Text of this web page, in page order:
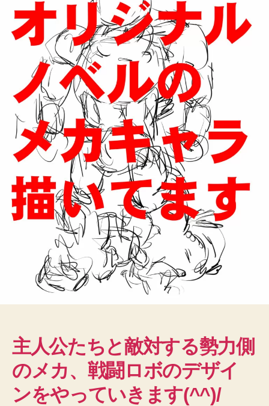
ル
メ
カ
キ
ャ
ラ
デ
ザ
イ
ン！
敵
の
ボ
キ
ャ
ラ、
そ
の
①
主人公たちと敵対する勢力側
のメカ、戦闘ロボのデザイ
ンをやっていきます(^^)/